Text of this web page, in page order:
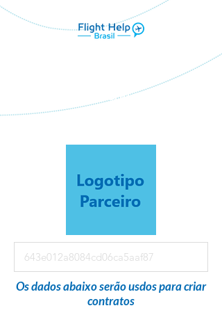
em parceria com
Os dados abaixo serão usdos para criar
contratos